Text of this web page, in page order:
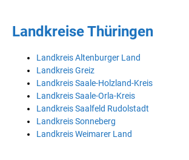
Landkreise Thüringen
Landkreis Altenburger Land
Landkreis Greiz
Landkreis Saale-Holzland-Kreis
Landkreis Saale-Orla-Kreis
Landkreis Saalfeld Rudolstadt
Landkreis Sonneberg
Landkreis Weimarer Land